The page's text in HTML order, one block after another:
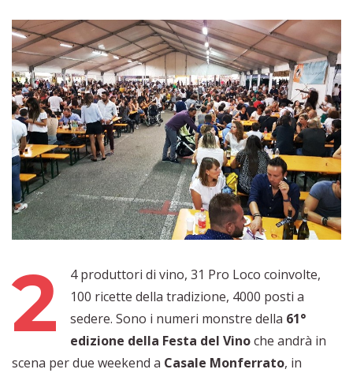
2
4 produttori di vino, 31 Pro Loco coinvolte,
100 ricette della tradizione, 4000 posti a
sedere. Sono i numeri monstre della 61°
edizione della Festa del Vinoche andrà in
scena per due weekend a Casale Monferrato, in